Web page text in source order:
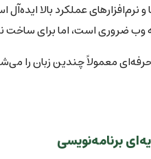
معمولاً چندین زبان را
برنامه‌نویسی